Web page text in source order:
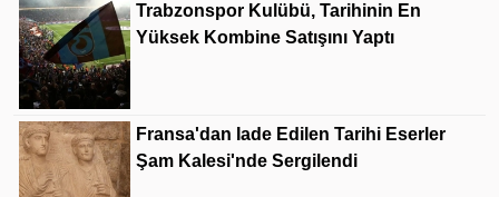
Trabzonspor Kulübü, Tarihinin En
Yüksek Kombine Satışını Yaptı
Fransa'dan Iade Edilen Tarihi Eserler
Şam Kalesi'nde Sergilendi